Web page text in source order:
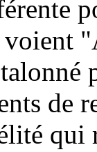
de
qui